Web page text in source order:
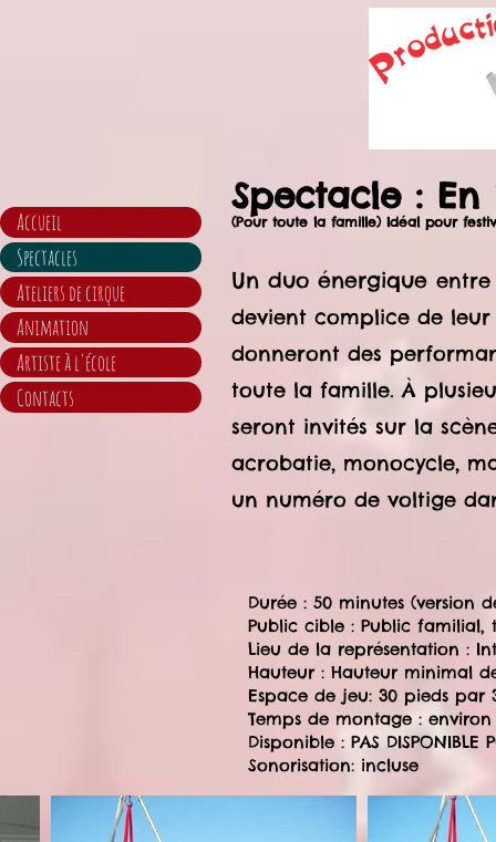
Spectacle :
(Pour toute la famille) Idéal pour
Un duo énergique entre
devient complice de leur
donneront des
toute la famille. À
seront invités sur la
acrobatie, monocycle,
un numéro de voltige
Durée : 50 minutes (version
Public cible : Public familial,
Lieu de la représentation :
Hauteur : Hauteur minimal
Espace de jeu: 30 pieds par
Temps de montage :
Disponible : PAS DISPONIBLE
Sonorisation: incluse
Accueil
Spectacles
Ateliers de cirque
Animation
Artiste à l'école
Contacts